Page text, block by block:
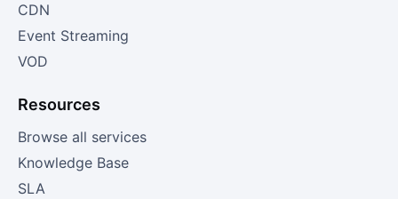
CDN
Event Streaming
VOD
Resources
Browse all services
Knowledge Base
SLA